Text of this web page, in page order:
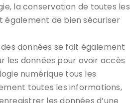
la conservation de toutes les
également de bien sécuriser
données se fait également
les données pour avoir accès
numérique tous les
toutes les informations,
les données d’une